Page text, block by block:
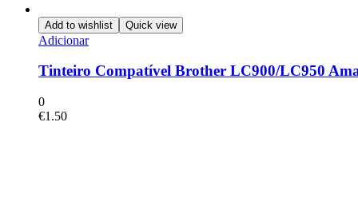
Add to wishlist Quick view
Adicionar
Tinteiro Compatível Brother LC900/LC950
0
€1.50